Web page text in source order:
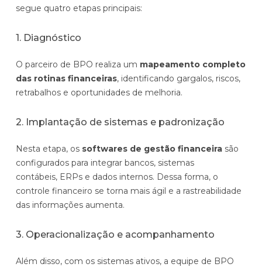
segue quatro etapas principais:
1. Diagnóstico
O parceiro de BPO realiza um mapeamento completo
das rotinas financeiras, identificando gargalos, riscos,
retrabalhos e oportunidades de melhoria.
2. Implantação de sistemas e padronização
Nesta etapa, os softwares de gestão financeira são
configurados para integrar bancos, sistemas
contábeis, ERPs e dados internos. Dessa forma, o
controle financeiro se torna mais ágil e a rastreabilidade
das informações aumenta.
3. Operacionalização e acompanhamento
Além disso, com os sistemas ativos, a equipe de BPO